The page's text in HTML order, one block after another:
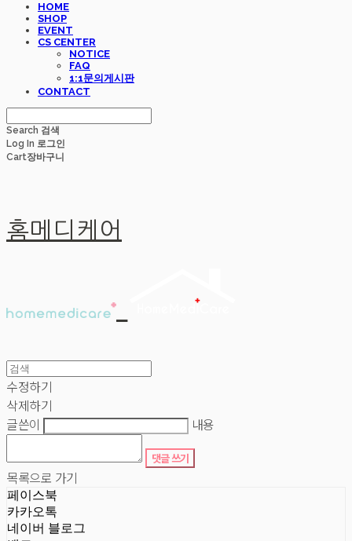
HOME
SHOP
EVENT
CS CENTER
NOTICE
FAQ
1:1문의게시판
CONTACT
Search 검색
Log In 로그인
Cart장바구니
홈메디케어
수정하기
삭제하기
글쓴이
내용
댓글 쓰기
목록으로 가기
페이스북
카카오톡
네이버 블로그